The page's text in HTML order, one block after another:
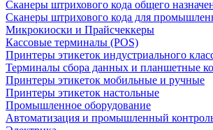
Сканеры штрихового кода общего
Сканеры штрихового кода для
Микрокиоски и Прайсчеккеры
Кассовые терминалы (POS)
Принтеры этикеток индустриального
Терминалы сбора данных и планшетные
Принтеры этикеток мобильные и ручные
Принтеры этикеток настольные
Промышленное оборудование
Автоматизация и промышленный